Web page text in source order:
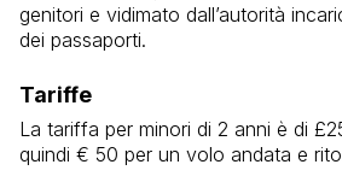
genitori e vidimato dall’autorità
dei passaporti.
Tariffe
La tariffa per minori di 2 anni è di
quindi € 50 per un volo andata e